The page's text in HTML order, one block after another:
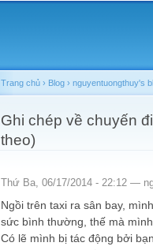
You are here
Trang chủ › Blog › nguyentuongthuy's
Ghi chép về chuyến
theo)
Thứ Ba, 06/17/2014 - 22:12 —
Ngồi trên taxi ra sân bay,
sức bình thường, thế mà
Có lẽ mình bị tác động bởi